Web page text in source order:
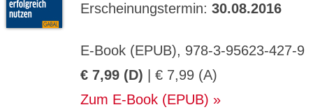
Erscheinungstermin: 30.08.2016
E-Book (EPUB), 978-3-95623-427-9
€ 7,99 (D) | € 7,99 (A)
Zum E-Book (EPUB)